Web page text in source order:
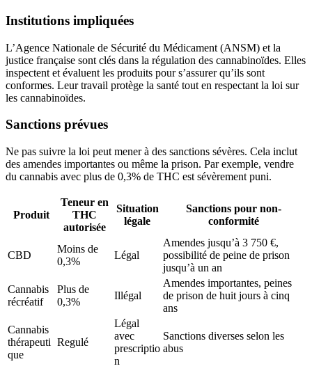
Institutions impliquées
L’Agence Nationale de Sécurité du Médicament (ANSM) et la
justice française sont clés dans la régulation des cannabinoïdes. Elles
inspectent et évaluent les produits pour s’assurer qu’ils sont
conformes. Leur travail protège la santé tout en respectant la loi sur
les cannabinoïdes.
Sanctions prévues
Ne pas suivre la loi peut mener à des sanctions sévères. Cela inclut
des amendes importantes ou même la prison. Par exemple, vendre
du cannabis avec plus de 0,3% de THC est sévèrement puni.
Produit
Teneur en
THC
autorisée
Situation
légale
Sanctions pour non-
conformité
CBD
Moins de
0,3%
Légal
Amendes jusqu’à 3 750 €,
possibilité de peine de prison
jusqu’à un an
Cannabis
récréatif
Plus de
0,3%
Illégal
Amendes importantes, peines
de prison de huit jours à cinq
ans
Cannabis
thérapeuti
que
Regulé
Légal
avec
prescriptio
n
Sanctions diverses selon les
abus